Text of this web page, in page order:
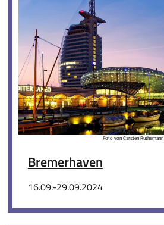
Foto von Carsten Ruthemann
Bremerhaven
16.09.-29.09.2024